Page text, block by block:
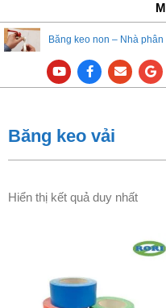
Navigation
Menu
Băng keo non – Nhà
Băng keo vải
Hiển thị kết quả duy nhất